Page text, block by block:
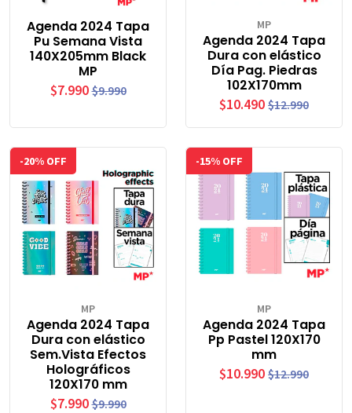
Agenda 2024 Tapa
Pu Semana Vista
140X205mm Black
MP
$7.990 $9.990
MP
Agenda 2024 Tapa
Dura con elástico
Día Pag. Piedras
102X170mm
$10.490 $12.990
-20% OFF
MP
Agenda 2024 Tapa
Dura con elástico
Sem.Vista Efectos
Holográficos
120X170 mm
$7.990 $9.990
-15% OFF
MP
Agenda 2024 Tapa
Pp Pastel 120X170
mm
$10.990 $12.990